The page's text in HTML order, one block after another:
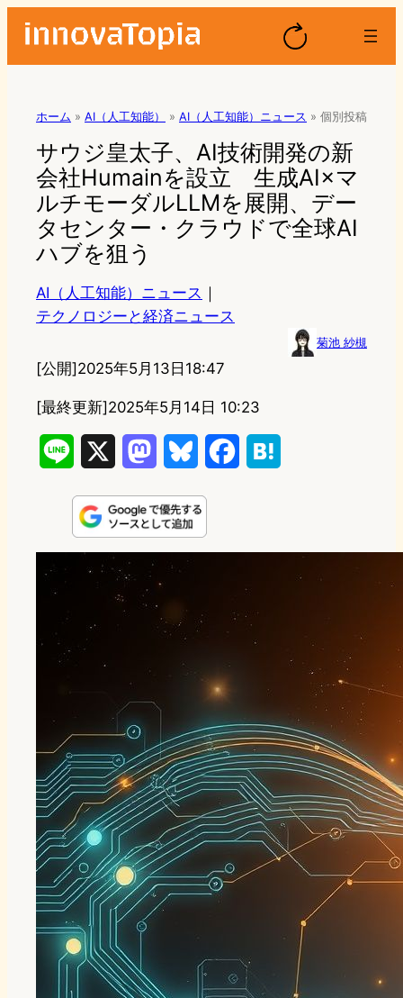
ホーム » AI（人工知能） » AI（人工知能）ニュース » 個別投稿
サウジ皇太子、AI技術開発の新
会社Humainを設立 生成AI×マ
ルチモーダルLLMを展開、デー
タセンター・クラウドで全球AI
ハブを狙う
AI（人工知能）ニュース ｜
テクノロジーと経済ニュース
菊池 紗槻
[公開]2025年5月13日18:47
[最終更新]2025年5月14日 10:23
n
e
s
t
o
d
u
e
k
e
b
o
e